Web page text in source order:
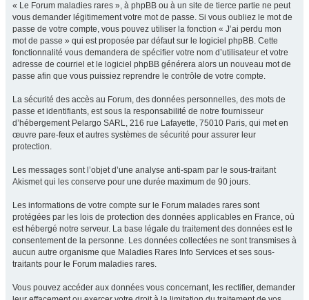
« Le Forum maladies rares », à phpBB ou à un site de tierce partie ne peut
vous demander légitimement votre mot de passe. Si vous oubliez le mot de
passe de votre compte, vous pouvez utiliser la fonction « J’ai perdu mon
mot de passe » qui est proposée par défaut sur le logiciel phpBB. Cette
fonctionnalité vous demandera de spécifier votre nom d’utilisateur et votre
adresse de courriel et le logiciel phpBB générera alors un nouveau mot de
passe afin que vous puissiez reprendre le contrôle de votre compte.
La sécurité des accès au Forum, des données personnelles, des mots de
passe et identifiants, est sous la responsabilité de notre fournisseur
d’hébergement Pelargo SARL, 216 rue Lafayette, 75010 Paris, qui met en
œuvre pare-feux et autres systèmes de sécurité pour assurer leur
protection.
Les messages sont l’objet d’une analyse anti-spam par le sous-traitant
Akismet qui les conserve pour une durée maximum de 90 jours.
Les informations de votre compte sur le Forum malades rares sont
protégées par les lois de protection des données applicables en France, où
est hébergé notre serveur. La base légale du traitement des données est le
consentement de la personne. Les données collectées ne sont transmises à
aucun autre organisme que Maladies Rares Info Services et ses sous-
traitants pour le Forum maladies rares.
Vous pouvez accéder aux données vous concernant, les rectifier, demander